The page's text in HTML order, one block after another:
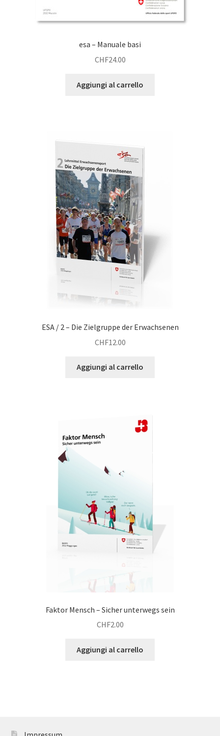
esa – Manuale basi
CHF24.00
Aggiungi al carrello
ESA / 2 – Die Zielgruppe der Erwachsenen
CHF12.00
Aggiungi al carrello
Faktor Mensch – Sicher unterwegs sein
CHF2.00
Aggiungi al carrello